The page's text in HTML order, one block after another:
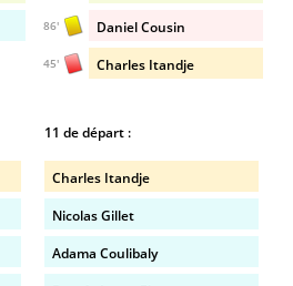
Daniel Cousin
86'
Charles Itandje
45'
11 de départ :
Charles Itandje
Nicolas Gillet
Adama Coulibaly